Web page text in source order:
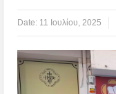
Date: 11 Ιουλίου, 2025